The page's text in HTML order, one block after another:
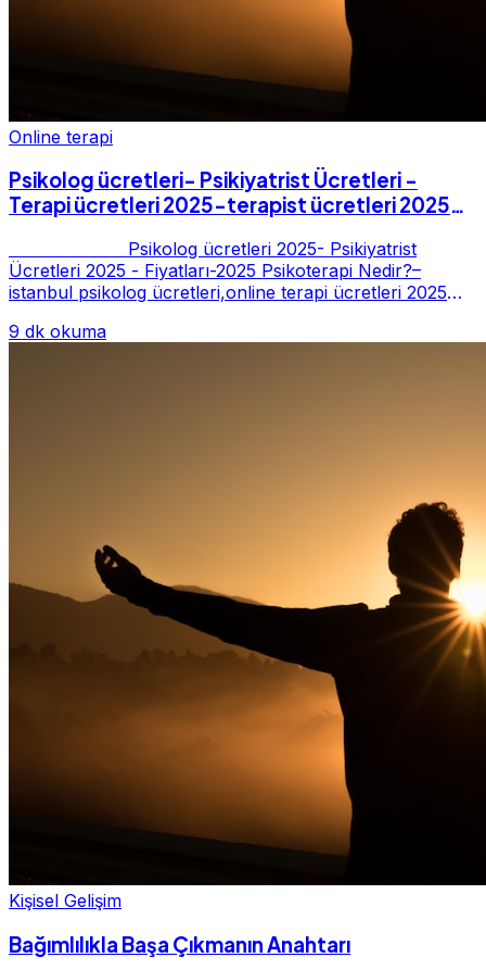
Online terapi
Psikolog ücretleri- Psikiyatrist Ücretleri -
Terapi ücretleri 2025-terapist ücretleri 2025-
Psikolog ücretleri 2025- Psikiyatrist
Ücretleri 2025 - Fiyatları-2025 Psikoterapi Nedir?–
istanbul psikolog ücretleri,online terapi ücretleri 2025
9 dk okuma
Kişisel Gelişim
Bağımlılıkla Başa Çıkmanın Anahtarı